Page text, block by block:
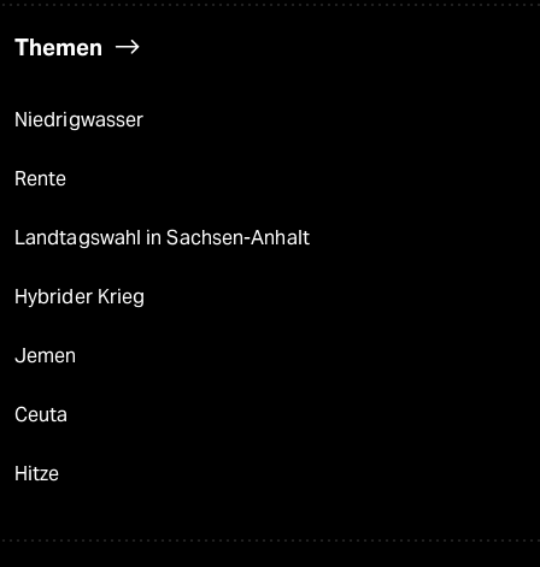
Themen
Niedrigwasser
Rente
Landtagswahl in Sachsen-Anhalt
Hybrider Krieg
Jemen
Ceuta
Hitze